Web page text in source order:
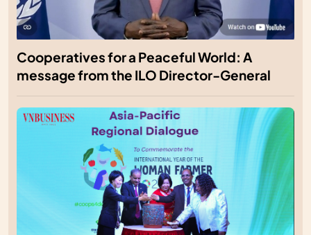
Cooperatives for a Peaceful World: A
message from the ILO Director-General